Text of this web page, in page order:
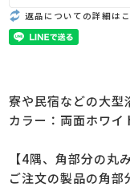
返品についての詳細は
寮や民宿などの大型
カラー：両面ホワイ
【4隅、角部分の丸
ご注文の製品の角